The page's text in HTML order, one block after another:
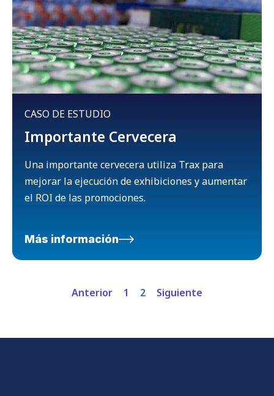
CASO DE ESTUDIO
Importante Cervecera
Una importante cervecera utiliza Trax para
mejorar la ejecución de exhibiciones y aumentar
el ROI de las promociones.
Más información
Anterior 1 2 Siguiente